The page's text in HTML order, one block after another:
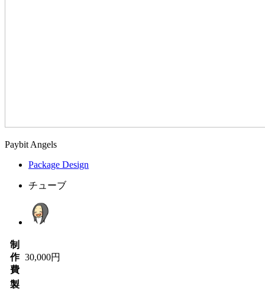
Paybit Angels
Package Design
チューブ
制
作
費
30,000円
製